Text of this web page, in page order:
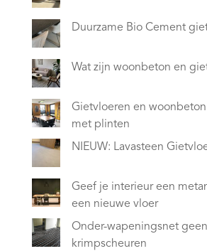
Duurzame Bio Cement
Wat zijn woonbeton en
Gietvloeren en
met plinten
NIEUW: Lavasteen
Geef je interieur een
een nieuwe vloer
Onder-wapeningsnet
krimpscheuren